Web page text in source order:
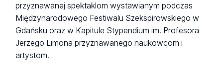
przyznawanej spektaklom wystawianym podczas
Międzynarodowego Festiwalu Szekspirowskiego w
Gdańsku oraz w Kapitule Stypendium im. Profesora
Jerzego Limona przyznawanego naukowcom i
artystom.